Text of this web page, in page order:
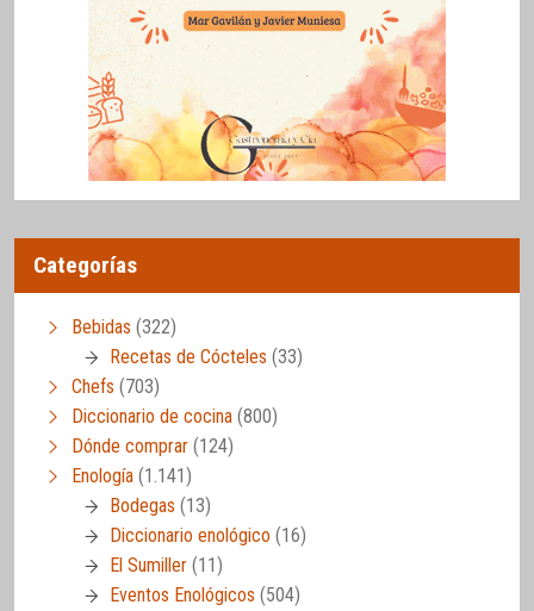
Categorías
Bebidas (322)
Recetas de Cócteles (33)
Chefs (703)
Diccionario de cocina (800)
Dónde comprar (124)
Enología (1.141)
Bodegas (13)
Diccionario enológico (16)
El Sumiller (11)
Eventos Enológicos (504)